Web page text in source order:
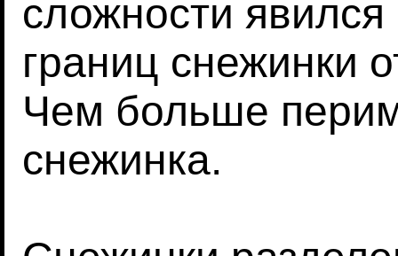
сложности
границ снежинки
Чем больше
снежинка.